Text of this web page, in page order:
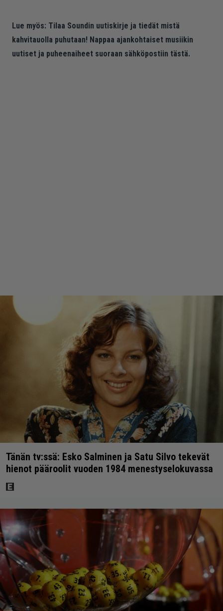
Lue myös: Tilaa Soundin uutiskirje ja tiedät mistä
kahvitauolla puhutaan! Nappaa ajankohtaiset musiikin
uutiset ja puheenaiheet suoraan sähköpostiin tästä.
Tänän tv:ssä: Esko Salminen ja Satu Silvo tekevät
hienot pääroolit vuoden 1984 menestyselokuvassa